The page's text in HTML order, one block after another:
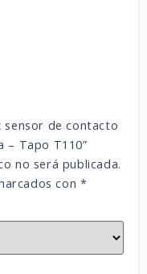
sensor de contacto
– Tapo T110”
no será publicada.
con *